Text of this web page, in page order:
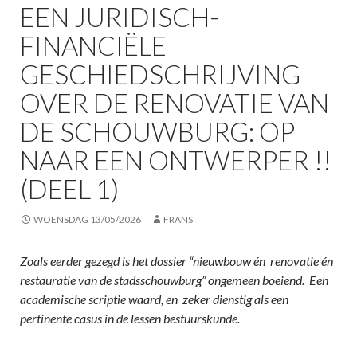
EEN JURIDISCH-
FINANCIËLE
GESCHIEDSCHRIJVING
OVER DE RENOVATIE VAN
DE SCHOUWBURG: OP
NAAR EEN ONTWERPER !!
(DEEL 1)
WOENSDAG 13/05/2026 FRANS
Zoals eerder gezegd is het dossier “nieuwbouw én renovatie én
restauratie van de stadsschouwburg” ongemeen boeiend. Een
academische scriptie waard, en zeker dienstig als een
pertinente casus in de lessen bestuurskunde.